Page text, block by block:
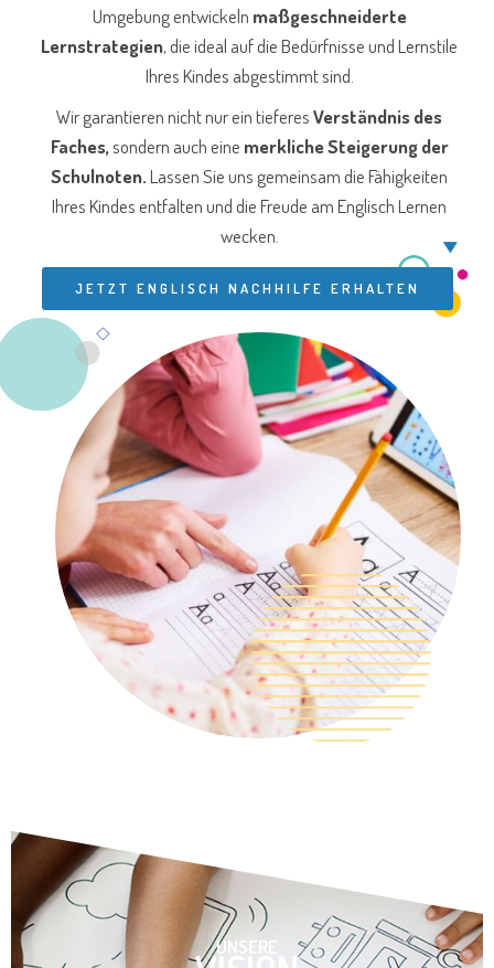
Umgebung entwickeln maßgeschneiderte
Lernstrategien, die ideal auf die Bedürfnisse und Lernstile
Ihres Kindes abgestimmt sind.
Wir garantieren nicht nur ein tieferesVerständnis des
Faches,sondern auch eine merkliche Steigerung der
Schulnoten.Lassen Sie uns gemeinsam die Fähigkeiten
Ihres Kindes entfalten und die Freude am Englisch Lernen
wecken.
JETZT ENGLISCH NACHHILFE ERHALTEN
UNSERE